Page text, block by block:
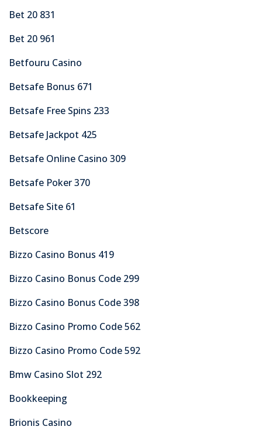
Bet 20 831
Bet 20 961
Betfouru Casino
Betsafe Bonus 671
Betsafe Free Spins 233
Betsafe Jackpot 425
Betsafe Online Casino 309
Betsafe Poker 370
Betsafe Site 61
Betscore
Bizzo Casino Bonus 419
Bizzo Casino Bonus Code 299
Bizzo Casino Bonus Code 398
Bizzo Casino Promo Code 562
Bizzo Casino Promo Code 592
Bmw Casino Slot 292
Bookkeeping
Brionis Casino